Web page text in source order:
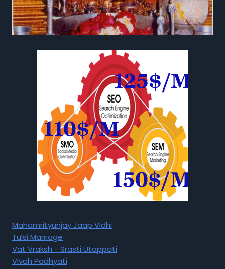
Mahamrityunjay Jaap Vidhi
Tulsi Marriage
Vat Vraksh - Srasti Utappati
Vivah Padhyati